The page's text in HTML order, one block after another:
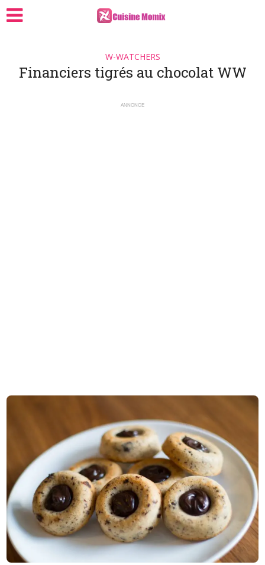
W-WATCHERS
Financiers tigrés au chocolat WW
ANNONCE